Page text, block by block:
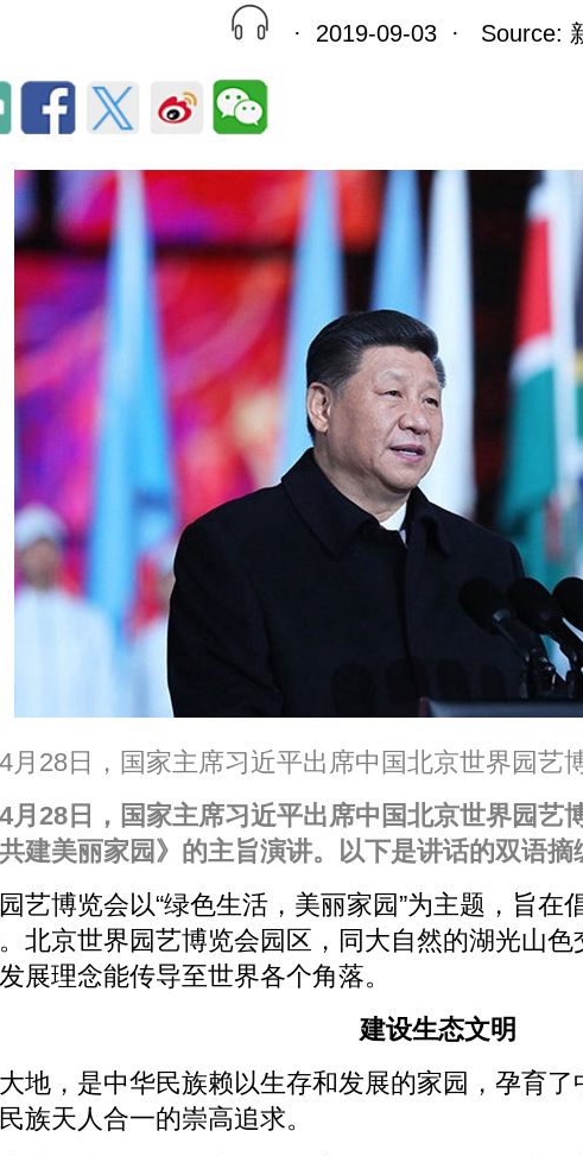
· 2019-09-03 · Source:
4月28日，国家主席习近平出席中国北京世界园艺
月28日，国家主席习近平出席中国北京世界园艺
建美丽家园》的主旨演讲。以下是讲话的双语摘
艺博览会以“绿色生活，美丽家园”为主题，旨
北京世界园艺博览会园区，同大自然的湖光山
展理念能传导至世界各个角落。
建设生态文明
地，是中华民族赖以生存和发展的家园，孕育
族天人合一的崇高追求。